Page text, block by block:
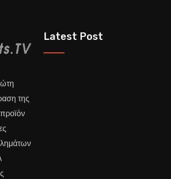
της
Latest Post